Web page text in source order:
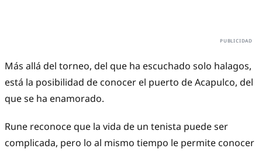
Más allá del torneo, del que ha escuchado solo halagos,
está la posibilidad de conocer el puerto de Acapulco, del
que se ha enamorado.
Rune reconoce que la vida de un tenista puede ser
complicada, pero lo al mismo tiempo le permite conocer